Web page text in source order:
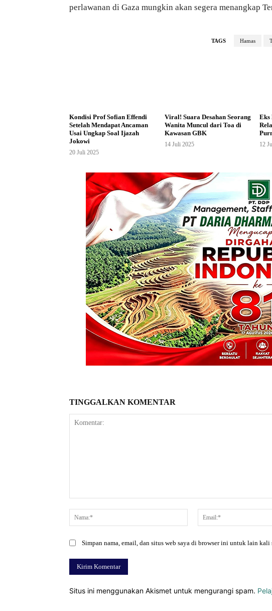
perlawanan di Gaza mungkin akan segera menangkap
TAGS Hamas
Kondisi Prof Sofian Effendi
Setelah Mendapat Ancaman
Usai Ungkap Soal Ijazah
Jokowi
20 Juli 2025
Viral! Suara Desahan Seorang
Wanita Muncul dari Toa di
Kawasan GBK
14 Juli 2025
Eks
12
TINGGALKAN KOMENTAR
Nama:*
Simpan nama, email, dan situs web saya di browser ini untuk lain kali
Situs ini menggunakan Akismet untuk mengurangi spam.